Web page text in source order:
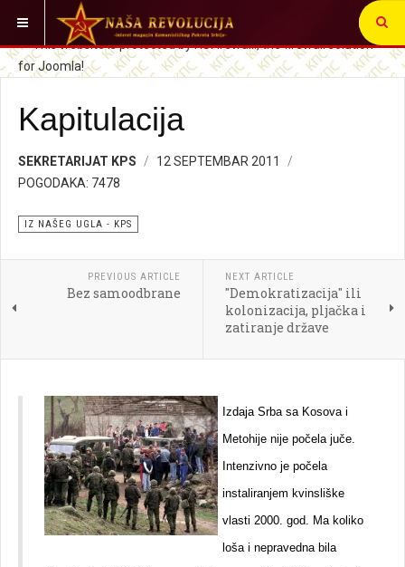
VI STE OVDE: SRBIJA I SVET IZ NAŠEG UGLA
Kapitulacija
SEKRETARIJAT KPS
12 SEPTEMBAR 2011
POGODAKA: 7478
IZ NAŠEG UGLA - KPS
PREVIOUS ARTICLE
Bez samoodbrane
NEXT ARTICLE
"Demokratizacija" ili
kolonizacija, pljačka i
zatiranje države
Izdaja Srba sa Kosova i
Metohije nije počela juče.
Intenzivno je počela
instaliranjem kvinsliške
vlasti 2000. god. Ma koliko
loša i nepravedna bila